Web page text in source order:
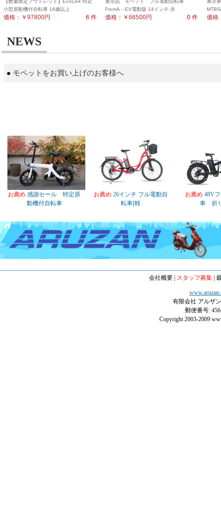
【数量限定アウトレット】EcoLink 特定
小型原動機付自転車 16歳以上
価格：￥97800円 6 件
展示品 モペット フル電動自転車
FromA－EV電動版 14インチ 赤
価格：￥66500円 0 件
展示
価格
NEWS
● モペットをお買い上げのお客様へ
お薦め 感謝セール 特定原
動機付自転車
お薦め 26インチ フル電動自
転車[軽
お薦め 48V
車 折
会社概要| スタッフ募集|
有限会社 アルザ
郵便番号:
Copyright 2003-2009